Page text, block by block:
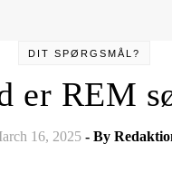
DIT SPØRGSMÅL?
er REM
16, 2025 - By